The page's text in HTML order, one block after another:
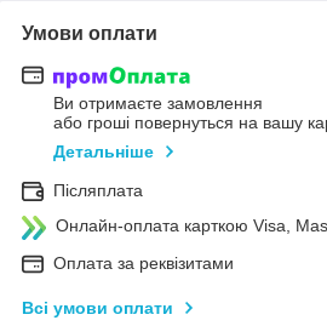
Умови оплати
Ви отримаєте замовлення
або гроші повернуться на вашу
Детальніше
Післяплата
Онлайн-оплата карткою Visa,
Оплата за реквізитами
Всі умови оплати